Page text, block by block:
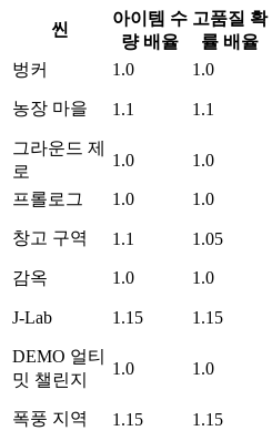
씬
아이템 수
량 배율
고품질 확
률 배율
벙커 1.0 1.0
농장 마을 1.1 1.1
그라운드 제
로
1.0 1.0
프롤로그 1.0 1.0
창고 구역 1.1 1.05
감옥
1.0 1.0
J-Lab 1.15 1.15
DEMO 얼티
밋 챌린지
1.0 1.0
폭풍 지역 1.15 1.15